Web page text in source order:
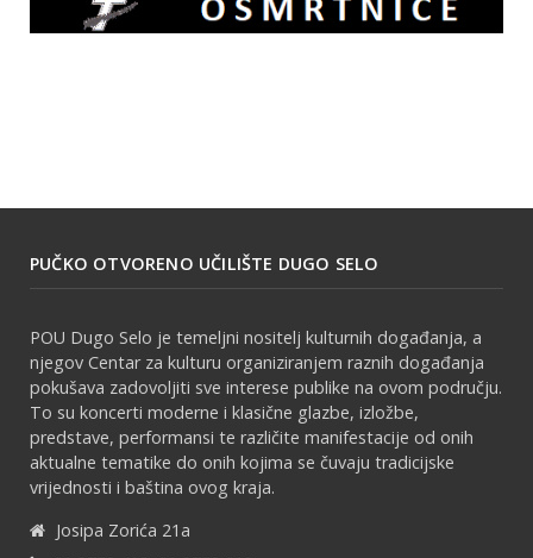
PUČKO OTVORENO UČILIŠTE DUGO SELO
POU Dugo Selo je temeljni nositelj kulturnih događanja, a
njegov Centar za kulturu organiziranjem raznih događanja
pokušava zadovoljiti sve interese publike na ovom području.
To su koncerti moderne i klasične glazbe, izložbe,
predstave, performansi te različite manifestacije od onih
aktualne tematike do onih kojima se čuvaju tradicijske
vrijednosti i baština ovog kraja.
Josipa Zorića 21a